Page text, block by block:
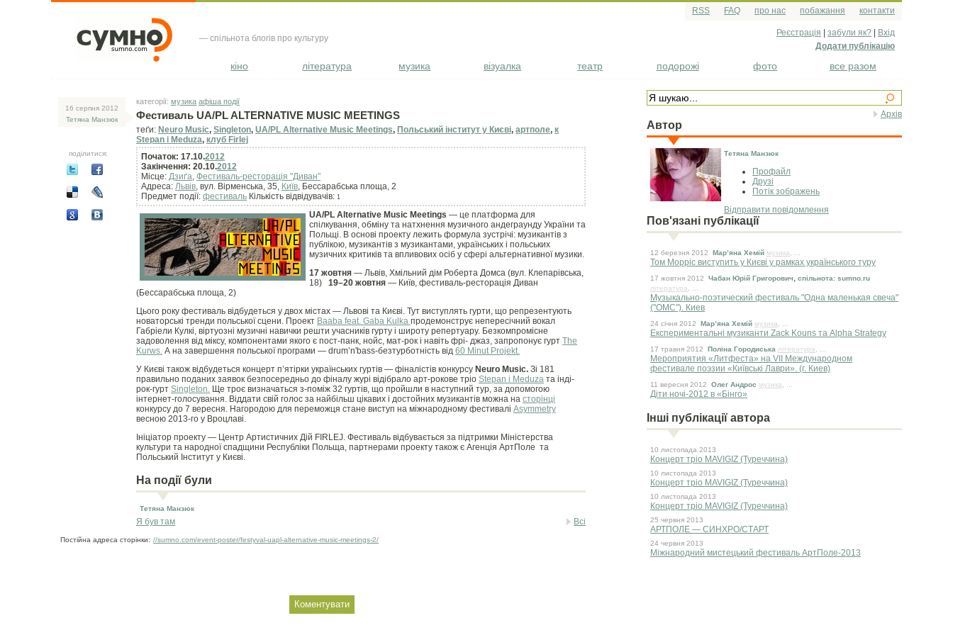
— спільнота блогів про культуру
RSS FAQ про нас побажання контакти
Реєстрація забули як?
Вхід
Додати публікацію
кіно література музика візуалка театр подорожі фото все разом
Архів
Автор
Тетяна Манзюк
Профайл
Друзі
Потік зображень
Відправити повідомлення
Пов'язані публікації
12 березня 2012 Мар’яна Хемій музика
Том Морріс виступить у Києві у рамках українського туру
17 жовтня 2012 Чабан Юрій Григорович, спільнота: sumno.ru
література
Музыкально-поэтический фестиваль "Одна маленькая свеча"
("ОМС"). Киев
24 сiчня 2012 Мар’яна Хемій музика
Експериментальні музиканти Zack Kouns та Alpha Strategy
17 травня 2012 Поліна Городиська література
Мероприятия «Литфеста» на VII Международном
фестивале поэзии «Київські Лаври». (г. Киев)
11 вересня 2012 Олег Андрос музика
Діти ночі-2012 в «Бінго»
Інші публікації автора
10 листопада 2013
Концерт тріо MAVIGIZ (Туреччина)
10 листопада 2013
Концерт тріо MAVIGIZ (Туреччина)
10 листопада 2013
Концерт тріо MAVIGIZ (Туреччина)
25 червня 2013
АРТПОЛЕ — СИНХРО/СТАРТ
24 червня 2013
Міжнародний мистецький фестиваль АртПоле-2013
16 серпня 2012
Тетяна Манзюк
поділитися:
категорії: музика афіша події
Фестиваль UA/PL ALTERNATIVE MUSIC MEETINGS
теґи: Neuro Music, Singleton, UA/PL Alternative Music Meetings, Польський інститут у Києві, артполе, к
Stepan і Meduza, клуб Firlej
Початок: 17.10.2012
Закінчення: 20.10.2012
Місце: Дзиґа, Фестиваль-ресторація "Диван"
Адреса: Львів, вул. Вірменська, 35, Київ, Бессарабська площа, 2
Предмет події: фестиваль Кількість відвідувачів: 1
UA/PL Alternative Music Meetings — це платформа для
спілкування, обміну та натхнення музичного андеграунду України та
Польщі. В основі проекту лежить формула зустрічі: музикантів з
публікою, музикантів з музикантами, українських і польських
музичних критиків та впливових осіб у сфері альтернативної музики.
17 жовтня — Львів, Хмільний дім Роберта Домса (вул. Клепарівська,
18) 19–20 жовтня — Київ, фестиваль-ресторація Диван
(Бессарабська площа, 2)
Цього року фестиваль відбудеться у двох містах — Львові та Києві. Тут виступлять гурти, що репрезентують
новаторські тренди польської сцени. Проект Baaba feat. Gaba Kulka продемонструє непересічний вокал
Габріели Кулкі, віртуозні музичні навички решти учасників гурту і широту репертуару. Безкомпромісне
задоволення від міксу, компонентами якого є пост-панк, нойс, мат-рок і навіть фрі- джаз, запропонує гурт The
Kurws. А на завершення польської програми — drum’n'bass-безтурботність від 60 Minut Projekt.
У Києві також відбудеться концерт п’ятірки українських гуртів — фіналістів конкурсу Neuro Music. Зі 181
правильно поданих заявок безпосередньо до фіналу журі відібрало арт-рокове тріо Stepan i Meduza та інді-
рок-гурт Singleton. Ще троє визначаться з-поміж 32 гуртів, що пройшли в наступний тур, за допомогою
інтернет-голосування. Віддати свій голос за найбільш цікавих і достойних музикантів можна на сторінці
конкурсу до 7 вересня. Нагородою для переможця стане виступ на міжнародному фестивалі Аsymmetry
весною 2013-го у Вроцлаві.
Ініціатор проекту — Центр Артистичних Дій FIRLEJ. Фестиваль відбувається за підтримки Міністерства
культури та народної спадщини Республіки Польща, партнерами проекту також є Агенція АртПоле та
Польський Інститут у Києві.
На події були
Тетяна Манзюк
Всі
Я був там
Постійна адреса сторінки: //sumno.com/event-poster/festyval-uapl-alternative-music-meetings-2/